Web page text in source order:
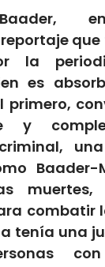
la
es
primero,
y
Baader-
combatir
tenía una